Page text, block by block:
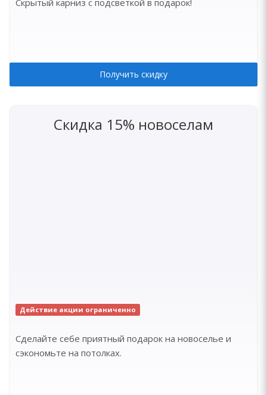
Скрытый карниз с подсветкой в подарок!
Получить скидку
Скидка 15% новоселам
Действие акции ограниченно
Сделайте себе приятный подарок на новоселье и
сэкономьте на потолках.